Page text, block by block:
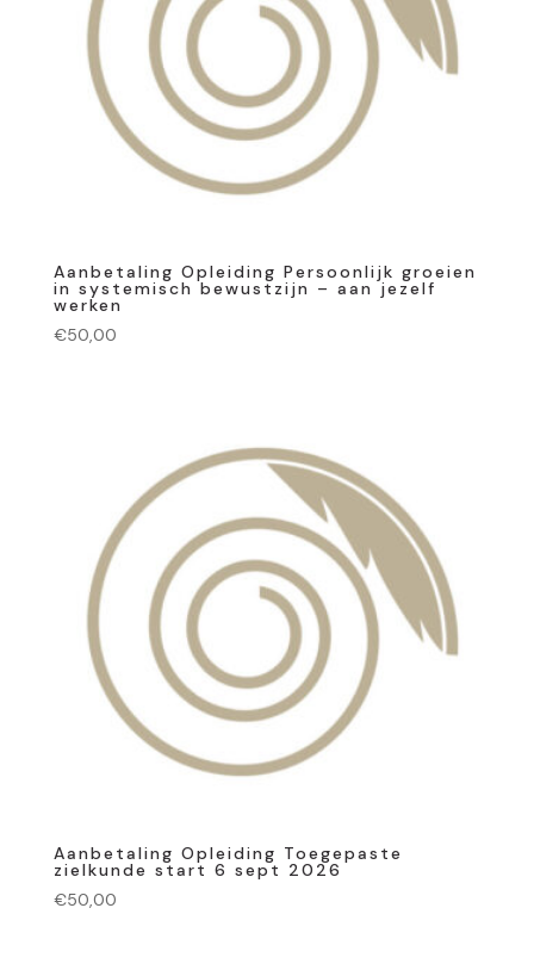
Aanbetaling Opleiding Persoonlijk groeien
in systemisch bewustzijn – aan jezelf
werken
€50,00
Aanbetaling Opleiding Toegepaste
zielkunde start 6 sept 2026
€50,00